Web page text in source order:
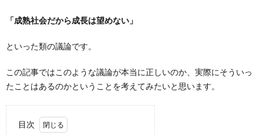
「成熟社会だから成長は望めない」
といった類の議論です。
この記事ではこのような議論が本当に正しいのか、実際にそういっ
たことはあるのかということを考えてみたいと思います。
目次